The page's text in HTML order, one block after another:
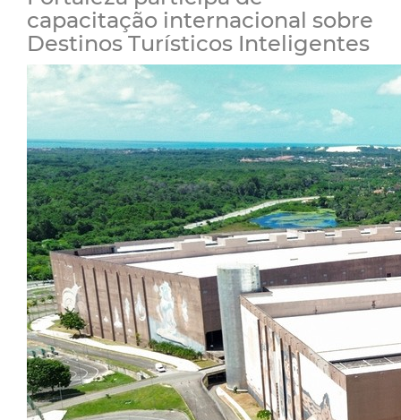
capacitação internacional sobre
Destinos Turísticos Inteligentes